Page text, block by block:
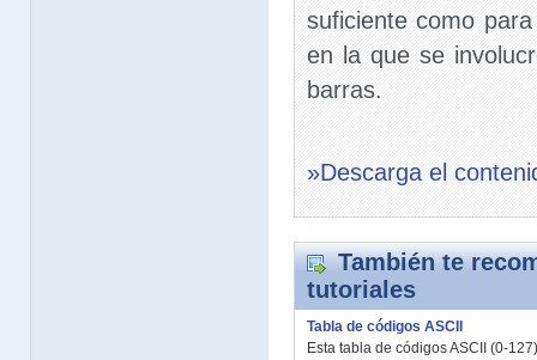
suficiente como
en la que se
barras.
»Descarga el
También te
tutoriales
Tabla de códigos ASCII
Esta tabla de códigos ASCII (0-